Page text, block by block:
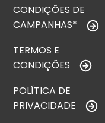
CONDIÇÕES DE
CAMPANHAS*
TERMOS E
CONDIÇÕES
POLÍTICA DE
PRIVACIDADE